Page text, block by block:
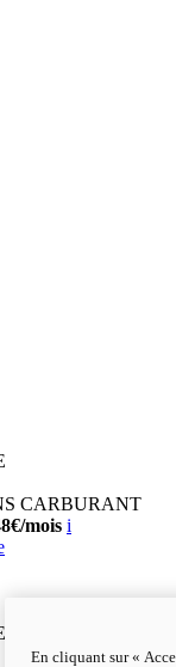
CARBURANT
mois i
En cliquant sur «